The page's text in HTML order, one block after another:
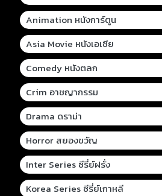
Animation หนังการ์ตูน
Asia Movie หนังเอเชีย
Comedy หนังตลก
Crim อาชญากรรม
Drama ดราม่า
Horror สยองขวัญ
Inter Series ซีรี่ย์ฝรั่ง
Korea Series ซีรี่ย์เกาหลี